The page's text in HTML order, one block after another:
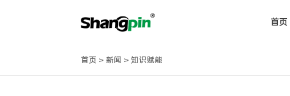
首页
首页 > 新闻 > 知识赋能